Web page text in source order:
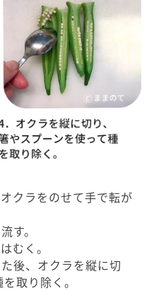
クラをのせて手で転が
す。
むく。
後、オクラを縦に切
取り除く。